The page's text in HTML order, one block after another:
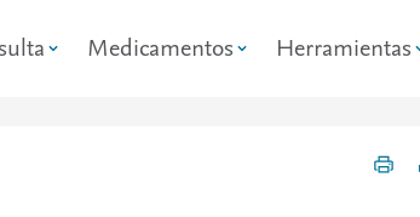
Medicamentos Herramientas